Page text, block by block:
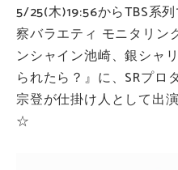
5/25(木)19:56からTBS系
察バラエティ モニタリン
ンシャイン池崎、銀シャ
られたら？』に、SRプロ
宗登が仕掛け人として出
☆